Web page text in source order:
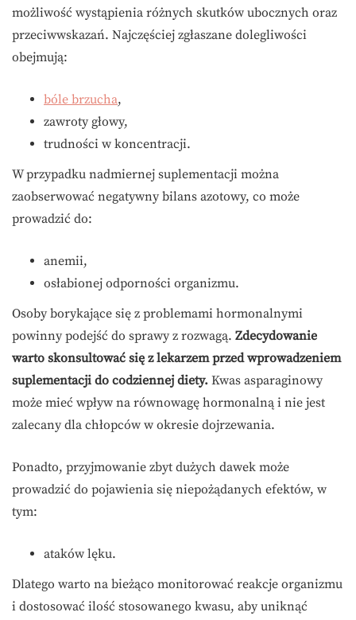
możliwość wystąpienia różnych skutków ubocznych oraz
przeciwwskazań. Najczęściej zgłaszane dolegliwości
obejmują:
bóle brzucha,
zawroty głowy,
trudności w koncentracji.
W przypadku nadmiernej suplementacji można
zaobserwować negatywny bilans azotowy, co może
prowadzić do:
anemii,
osłabionej odporności organizmu.
Osoby borykające się z problemami hormonalnymi
powinny podejść do sprawy z rozwagą. Zdecydowanie
warto skonsultować się z lekarzem przed wprowadzeniem
suplementacji do codziennej diety. Kwas asparaginowy
może mieć wpływ na równowagę hormonalną i nie jest
zalecany dla chłopców w okresie dojrzewania.
Ponadto, przyjmowanie zbyt dużych dawek może
prowadzić do pojawienia się niepożądanych efektów, w
tym:
ataków lęku.
Dlatego warto na bieżąco monitorować reakcje organizmu
i dostosować ilość stosowanego kwasu, aby uniknąć